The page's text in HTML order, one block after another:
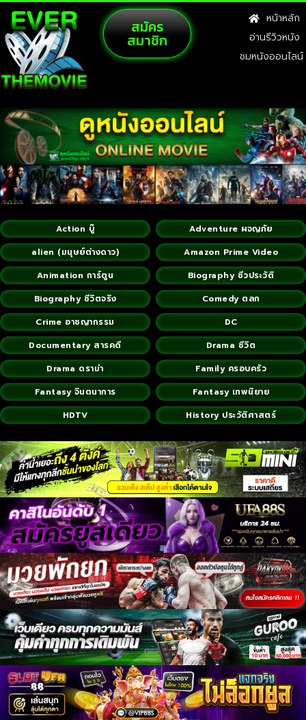
สมัคร
สมาชิก
หน้าหลัก
อ่านรีวิวหนัง
ชมหนังออนไลน์
Action บู๊
Adventure ผจญภัย
alien (มนุษย์ต่างดาว)
Amazon Prime Video
Animation การ์ตูน
Biography ชีวประวัติ
Biography ชีวิตจริง
Comedy ตลก
Crime อาชญากรรม
DC
Documentary สารคดี
Drama ชีวิต
Drama ดราม่า
Family ครอบครัว
Fantasy จินตนาการ
Fantasy เทพนิยาย
HDTV
History ประวัติศาสตร์